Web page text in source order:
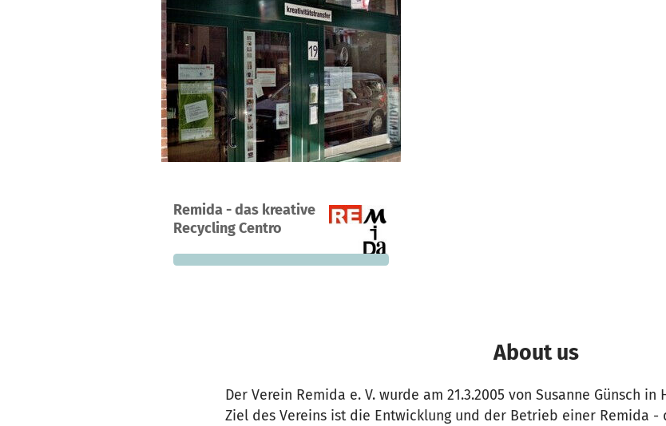
Remida - das kreative
Recycling Centro
A project in Hamburg, Germany
0
donations
0% €6,000
still needed
About us
Der Verein Remida e. V. wurde am 21.3.2005 von Susanne Günsch
Ziel des Vereins ist die Entwicklung und der Betrieb einer Remida -